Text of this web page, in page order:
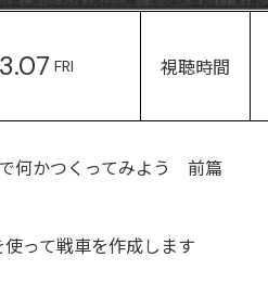
FRI 視聴時間
何かつくってみよう 前篇
って戦車を作成します